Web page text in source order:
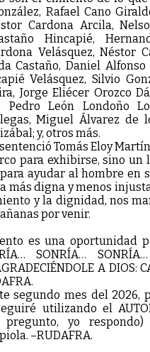
Rafael Cano
Cardona Arcila,
Hincapié,
Velásquez, Néstor
Castaño, Daniel
Velásquez, Silvio
Jorge Eliécer Orozco
Pedro León Londoño
Miguel Álvarez de
y, otros más.
Tomás Eloy
para exhibirse, sino un
ayudar al hombre en
más digna y menos
y la dignidad, nos
por venir.
es una oportunidad
SONRÍA…
A DIOS:
segundo mes del 2026,
utilizando el
pregunto, yo
–RUDAFRA.